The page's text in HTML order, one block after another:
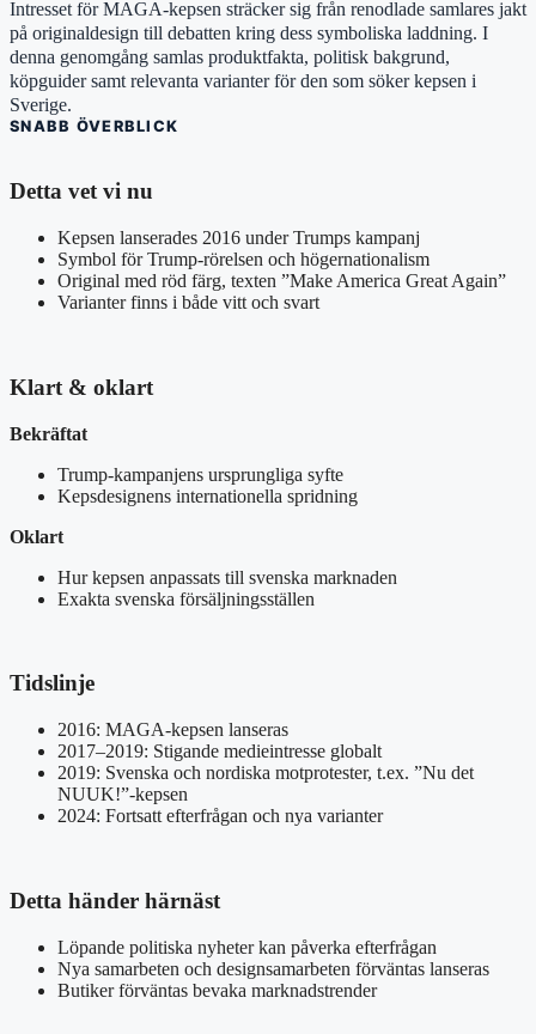
Intresset för MAGA-kepsen sträcker sig från renodlade samlares jakt
på originaldesign till debatten kring dess symboliska laddning. I
denna genomgång samlas produktfakta, politisk bakgrund,
köpguider samt relevanta varianter för den som söker kepsen i
Sverige.
SNABB ÖVERBLICK
Detta vet vi nu
Kepsen lanserades 2016 under Trumps kampanj
Symbol för Trump-rörelsen och högernationalism
Original med röd färg, texten ”Make America Great Again”
Varianter finns i både vitt och svart
Klart & oklart
Bekräftat
Trump-kampanjens ursprungliga syfte
Kepsdesignens internationella spridning
Oklart
Hur kepsen anpassats till svenska marknaden
Exakta svenska försäljningsställen
Tidslinje
2016: MAGA-kepsen lanseras
2017–2019: Stigande medieintresse globalt
2019: Svenska och nordiska motprotester, t.ex. ”Nu det
NUUK!”-kepsen
2024: Fortsatt efterfrågan och nya varianter
Detta händer härnäst
Löpande politiska nyheter kan påverka efterfrågan
Nya samarbeten och designsamarbeten förväntas lanseras
Butiker förväntas bevaka marknadstrender